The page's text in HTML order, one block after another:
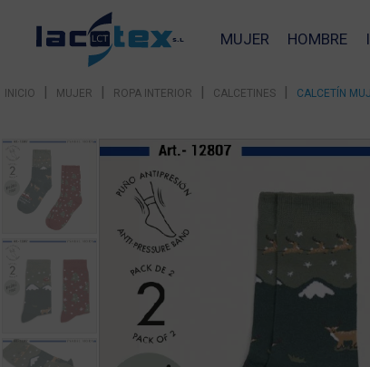
MUJER HOMBRE
INICIO | MUJER | ROPA INTERIOR | CALCETINES | CALCETÍN